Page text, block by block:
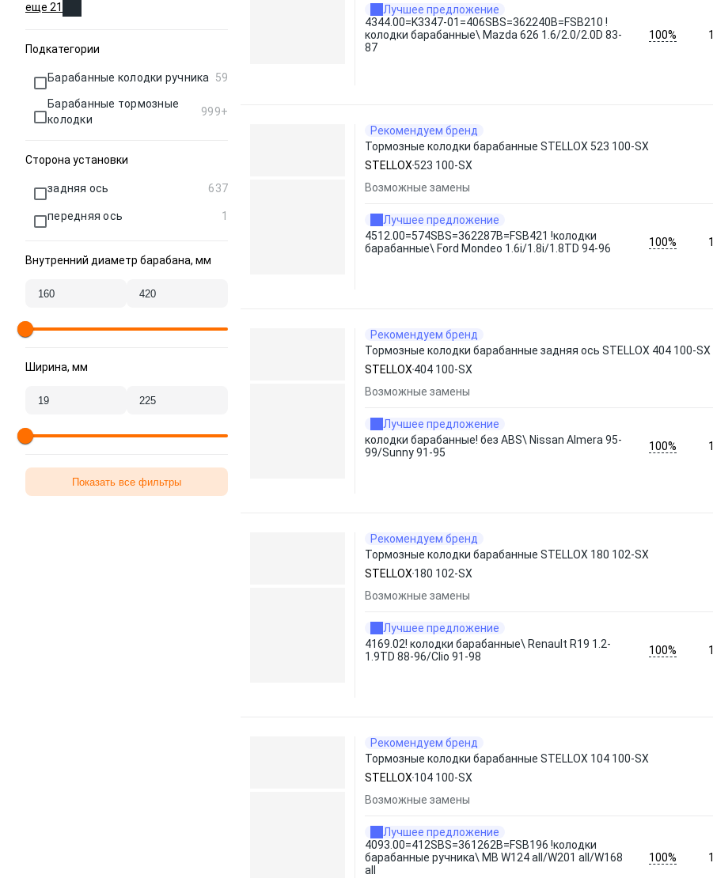
еще 21
Подкатегории
Барабанные колодки ручника 59
Барабанные тормозные
колодки
999+
Сторона установки
задняя ось 637
передняя ось 1
Внутренний диаметр барабана, мм
Ширина, мм
Показать все фильтры
Лучшее предложение
4344.00=K3347-01=406SBS=362240B=FSB210 !
колодки барабанные\ Mazda 626 1.6/2.0/2.0D 83-
87
100% 1
Рекомендуем бренд
Тормозные колодки барабанные STELLOX 523 100-SX
STELLOX 523 100-SX
Возможные замены
Лучшее предложение
4512.00=574SBS=362287B=FSB421 !колодки
барабанные\ Ford Mondeo 1.6i/1.8i/1.8TD 94-96
100% 1
Рекомендуем бренд
Тормозные колодки барабанные задняя ось STELLOX 404 100-SX
STELLOX 404 100-SX
Возможные замены
Лучшее предложение
колодки барабанные! без ABS\ Nissan Almera 95-
99/Sunny 91-95
100% 1
Рекомендуем бренд
Тормозные колодки барабанные STELLOX 180 102-SX
STELLOX 180 102-SX
Возможные замены
Лучшее предложение
4169.02! колодки барабанные\ Renault R19 1.2-
1.9TD 88-96/Clio 91-98
100% 1
Рекомендуем бренд
Тормозные колодки барабанные STELLOX 104 100-SX
STELLOX 104 100-SX
Возможные замены
Лучшее предложение
4093.00=412SBS=361262B=FSB196 !колодки
барабанные ручника\ MB W124 all/W201 all/W168
all
100% 1